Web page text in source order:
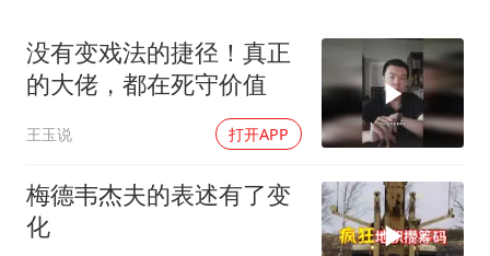
刘浩存百花奖开幕式红裙起舞
“南湖号”盾构机下线
店主称换“青海拉面”招牌后生意更好
习近平心系体育强国建设
没有变戏法的捷径！真正
的大佬，都在死守价值
王玉说 打开APP
梅德韦杰夫的表述有了变
化